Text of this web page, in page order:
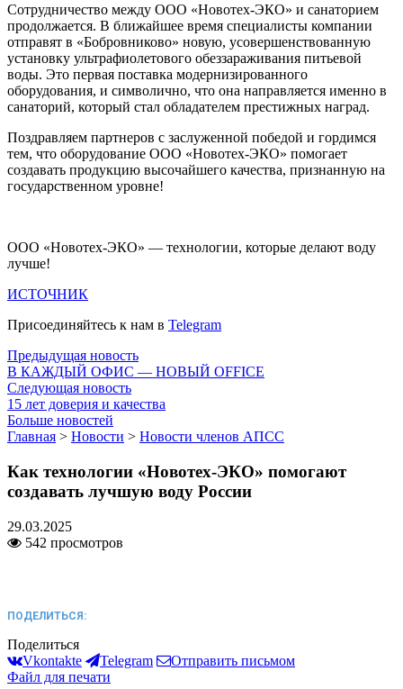
Сотрудничество между ООО «Новотех-ЭКО» и санаторием
продолжается. В ближайшее время специалисты компании
отправят в «Бобровниково» новую, усовершенствованную
установку ультрафиолетового обеззараживания питьевой
воды. Это первая поставка модернизированного
оборудования, и символично, что она направляется именно в
санаторий, который стал обладателем престижных наград.
Поздравляем партнеров с заслуженной победой и гордимся
тем, что оборудование ООО «Новотех-ЭКО» помогает
создавать продукцию высочайшего качества, признанную на
государственном уровне!
ООО «Новотех-ЭКО» — технологии, которые делают воду
лучше!
ИСТОЧНИК
Присоединяйтесь к нам в Telegram
Предыдущая новость
В КАЖДЫЙ ОФИС — НОВЫЙ OFFICE
Следующая новость
15 лет доверия и качества
Больше новостей
Главная > Новости > Новости членов АПСС
Как технологии «Новотех-ЭКО» помогают
создавать лучшую воду России
29.03.2025
542 просмотров
ПОДЕЛИТЬСЯ:
Поделиться
Vkontakte
Telegram
Отправить письмом
Файл для печати